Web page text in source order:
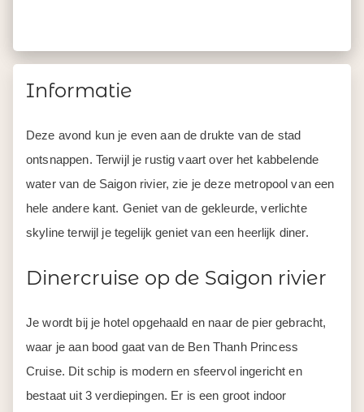
Informatie
Deze avond kun je even aan de drukte van de stad
ontsnappen. Terwijl je rustig vaart over het kabbelende
water van de Saigon rivier, zie je deze metropool van een
hele andere kant. Geniet van de gekleurde, verlichte
skyline terwijl je tegelijk geniet van een heerlijk diner.
Dinercruise op de Saigon rivier
Je wordt bij je hotel opgehaald en naar de pier gebracht,
waar je aan bood gaat van de Ben Thanh Princess
Cruise. Dit schip is modern en sfeervol ingericht en
bestaat uit 3 verdiepingen. Er is een groot indoor